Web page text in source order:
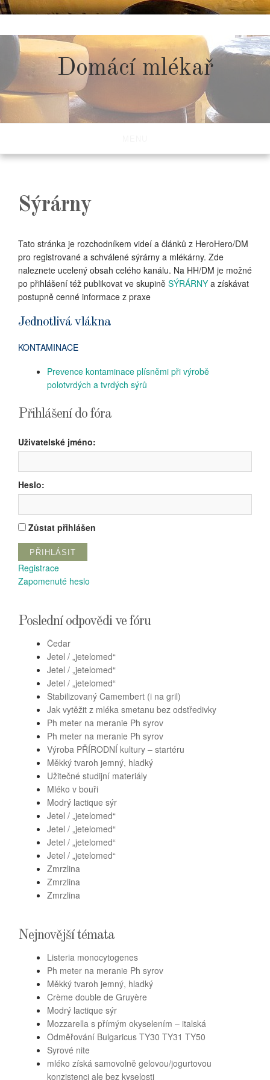
to
content
Domácí mlékař
Sýrárny
Tato stránka je rozchodníkem videí a článků z HeroHero/DM
pro registrované a schválené sýrárny a mlékárny. Zde
naleznete ucelený obsah celého kanálu. Na HH/DM je možné
po přihlášení též publikovat ve skupině SÝRÁRNY a získávat
postupně cenné informace z praxe
Jednotlivá vlákna
KONTAMINACE
Prevence kontaminace plísněmi při výrobě
polotvrdých a tvrdých sýrů
Přihlášení do fóra
Uživatelské jméno:
Heslo:
Zůstat přihlášen
PŘIHLÁSIT
Registrace
Zapomenuté heslo
Poslední odpovědi ve fóru
Čedar
Jetel / „jetelomed“
Jetel / „jetelomed“
Jetel / „jetelomed“
Stabilizovaný Camembert (i na gril)
Jak vytěžit z mléka smetanu bez odstředivky
Ph meter na meranie Ph syrov
Ph meter na meranie Ph syrov
Výroba PŘÍRODNÍ kultury – startéru
Měkký tvaroh jemný, hladký
Užitečné studijní materiály
Mléko v bouři
Modrý lactique sýr
Jetel / „jetelomed“
Jetel / „jetelomed“
Jetel / „jetelomed“
Jetel / „jetelomed“
Zmrzlina
Zmrzlina
Zmrzlina
Nejnovější témata
Listeria monocytogenes
Ph meter na meranie Ph syrov
Měkký tvaroh jemný, hladký
Crème double de Gruyère
Modrý lactique sýr
Mozzarella s přímým okyselením – italská
Odměřování Bulgaricus TY30 TY31 TY50
Syrové nite
mléko získá samovolně gelovou/jogurtovou
konzistenci ale bez kyselosti